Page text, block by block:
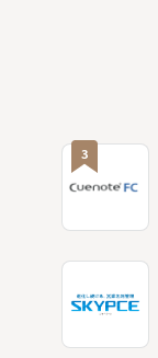
3